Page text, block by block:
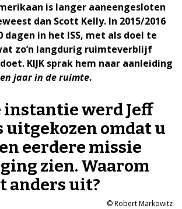
is langer aaneengesloten
dan Scott Kelly. In 2015/2016
dagen in het ISS, met als doel te
zo’n langdurig ruimteverblijf
KIJK sprak hem naar aanleiding
jaar in de ruimte.
instantie werd Jeff
omdat u
eerdere missie
zien. Waarom
anders uit?
© Robert Markowitz